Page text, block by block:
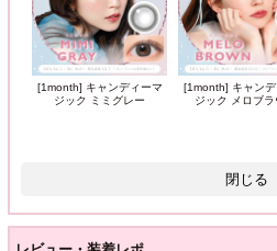
[1month] キャンディーマ
ジック ミミグレー
[1month] キャンデ
ジック メロブラ
閉じる